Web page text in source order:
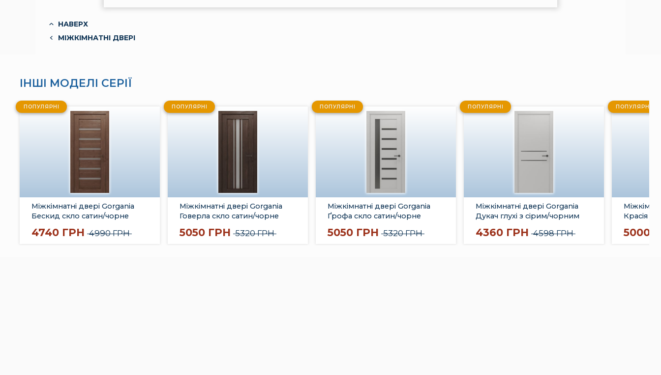
НАВЕРХ
МІЖКІМНАТНІ ДВЕРІ
ІНШІ МОДЕЛІ СЕРІЇ
ПОПУЛЯРНІ
Міжкімнатні двері Gorgania
Бескид скло сатин/чорне
4740 ГРН 4990 ГРН
ПОПУЛЯРНІ
Міжкімнатні двері Gorgania
Говерла скло сатин/чорне
5050 ГРН 5320 ГРН
ПОПУЛЯРНІ
Міжкімнатні двері Gorgania
Ґрофа скло сатин/чорне
5050 ГРН 5320 ГРН
ПОПУЛЯРНІ
Міжкімнатні двері Gorgania
Дукач глухі з сірим/чорним
4360 ГРН 4598 ГРН
ПОПУЛЯРНІ
Красія
5000